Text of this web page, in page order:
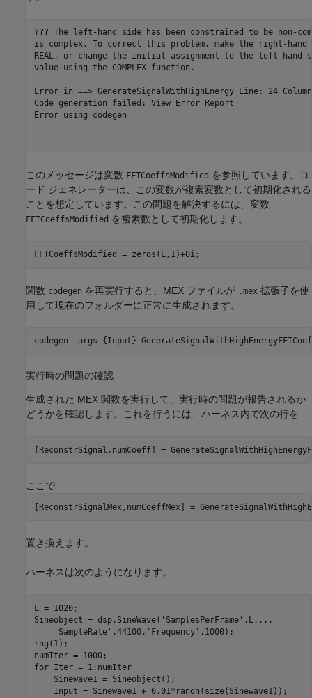
??? The left-hand side has been constrained to be non-
is complex. To correct this problem, make the right-
REAL, or change the initial assignment to the left-hand
value using the COMPLEX function.
Error in ==> GenerateSignalWithHighEnergy Line: 24
Code generation failed: View Error Report
Error using codegen
このメッセージは変数 FFTCoeffsModified を参照しています。コ
ード ジェネレーターは、この変数が複素変数として初期化される
ことを想定しています。この問題を解決するには、変数
FFTCoeffsModified を複素数として初期化します。
FFTCoeffsModified = zeros(L,1)+0i;
関数 codegen を再実行すると、MEX ファイルが .mex 拡張子を使
用して現在のフォルダーに正常に生成されます。
codegen -args {Input}
実行時の問題の確認
生成された MEX 関数を実行して、実行時の問題が報告されるか
どうかを確認します。これを行うには、ハーネス内で次の行を
[ReconstrSignal,numCoeff] =
ここで
[ReconstrSignalMex,numCoeffMex] =
置き換えます。
ハーネスは次のようになります。
L = 1020;
Sineobject = dsp.SineWave( 'SamplesPerFrame' ,L, ...
'SampleRate' ,44100, 'Frequency' ,1000);
rng(1);
for Iter = 1:numIter
    Sinewave1 = Sineobject();
    Input = Sinewave1 + 0.01*randn(size(Sinewave1));